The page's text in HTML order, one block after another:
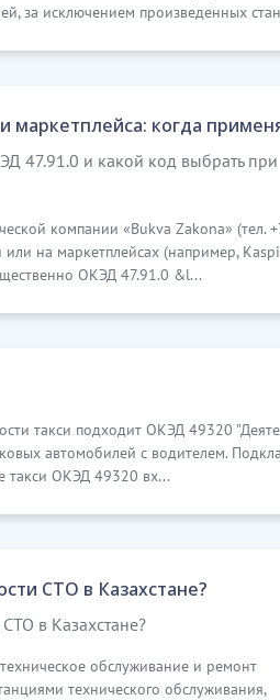
за исключением произведенных
маркетплейса: когда
47.91.0 и какой код выбрать при
компании «Bukva Zakona» (тел.
на маркетплейсах (например, Kaspi
ОКЭД 47.91.0 &l...
такси подходит ОКЭД 49320
автомобилей с водителем.
такси ОКЭД 49320 вх...
СТО в Казахстане?
в Казахстане?
обслуживание и ремонт
технического обслуживания,